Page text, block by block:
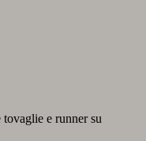
tovaglie e runner su